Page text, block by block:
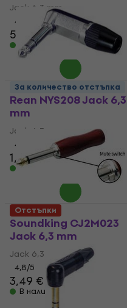
Jack 6,3 mm
4,7
5,09 €5,69 €
В наличност
Rean NYS208 Jack 6,3
mm
Jack 6,3 mm
4,6
1,49 €1,89 €
В наличност
За количество отстъпка
Soundking CJ2M023
Jack 6,3 mm
Jack 6,3 mm
4,8/5
3,49 €
В наличност
Отстъпки